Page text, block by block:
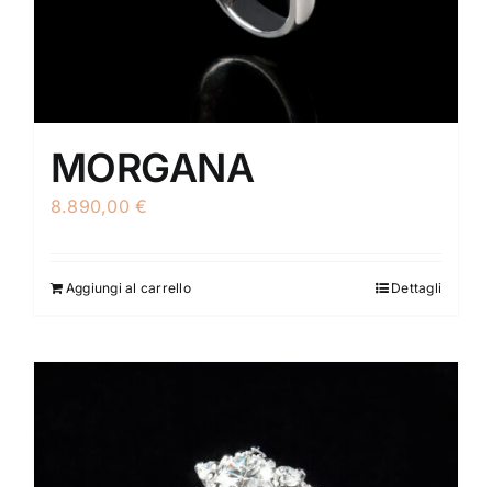
MORGANA
8.890,00€
Aggiungi al carrello Dettagli